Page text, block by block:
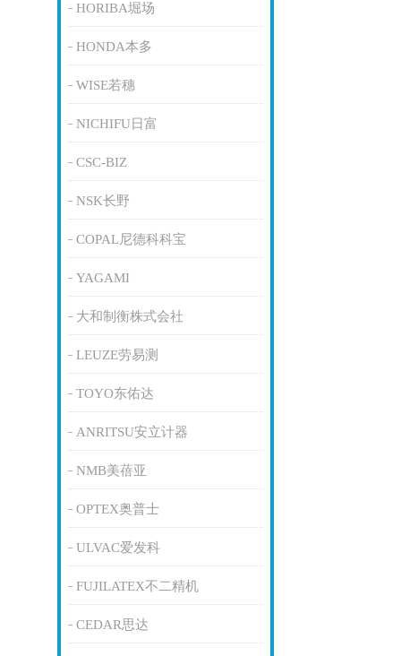
HORIBA堀场
HONDA本多
WISE若穗
NICHIFU日富
CSC-BIZ
NSK长野
COPAL尼德科科宝
YAGAMI
大和制衡株式会社
LEUZE劳易测
TOYO东佑达
ANRITSU安立计器
NMB美蓓亚
OPTEX奥普士
ULVAC爱发科
FUJILATEX不二精机
CEDAR思达